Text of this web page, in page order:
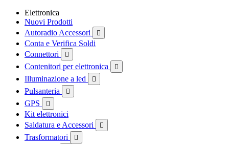
Elettronica
Nuovi Prodotti
Autoradio Accessori

Conta e Verifica Soldi
Connettori

Contenitori per elettronica 
Illuminazione a led 
Pulsanteria 
GPS 
Kit elettronici
Saldatura e Accessori

Trasformatori 